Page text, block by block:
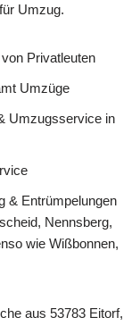
Umzug.
Privatleuten
Umzüge
Umzugsservice in
& Entrümpelungen
Nennsberg,
wie Wißbonnen,
aus 53783 Eitorf,